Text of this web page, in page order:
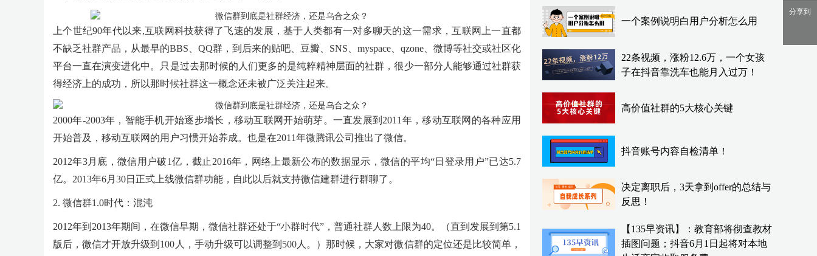
上个世纪90年代以来,互联网科技获得了飞速的发展，基于人类都有一对多聊天的这一需求，互联网上一直都
不缺乏社群产品，从最早的BBS、QQ群，到后来的贴吧、豆瓣、SNS、myspace、qzone、微博等社交或社区化
平台一直在演变进化中。只是过去那时候的人们更多的是纯粹精神层面的社群，很少一部分人能够通过社群获
得经济上的成功，所以那时候社群这一概念还未被广泛关注起来。
2000年-2003年，智能手机开始逐步增长，移动互联网开始萌芽。一直发展到2011年，移动互联网的各种应用
开始普及，移动互联网的用户习惯开始养成。也是在2011年微腾讯公司推出了微信。
2012年3月底，微信用户破1亿，截止2016年，网络上最新公布的数据显示，微信的平均“日登录用户”已达5.7
亿。2013年6月30日正式上线微信群功能，自此以后就支持微信建群进行群聊了。
2. 微信群1.0时代：混沌
2012年到2013年期间，在微信早期，微信社群还处于“小群时代”，普通社群人数上限为40。（直到发展到第5.1
版后，微信才开放升级到100人，手动升级可以调整到500人。）那时候，大家对微信群的定位还是比较简单，
一个案例说明白用户分析怎么用
22条视频，涨粉12.6万，一个女孩
子在抖音靠洗车也能月入过万！
高价值社群的5大核心关键
抖音账号内容自检清单！
决定离职后，3天拿到offer的总结与
反思！
【135早资讯】：教育部将彻查教材
插图问题；抖音6月1日起将对本地
分享到